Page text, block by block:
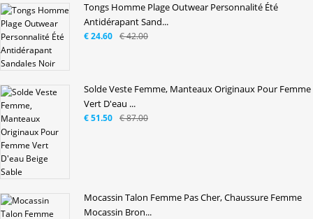
Tongs Homme Plage Outwear Personnalité Été
Antidérapant Sand...
€ 42.00
€ 24.60
Solde Veste Femme, Manteaux Originaux Pour Femme
Vert D'eau ...
€ 87.00
€ 51.50
Mocassin Talon Femme Pas Cher, Chaussure Femme
Mocassin Bron...